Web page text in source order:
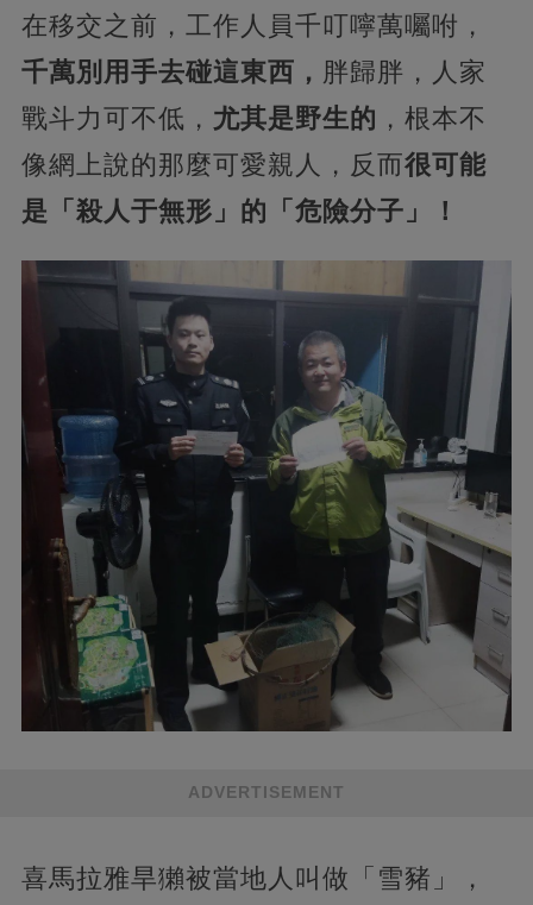
在移交之前，工作人員千叮嚀萬囑咐，
千萬別用手去碰這東西， 胖歸胖，人家
戰斗力可不低， 尤其是野生的 ，根本不
像網上說的那麼可愛親人，反而很可能
是「殺人于無形」的「危險分子」！
ADVERTISEMENT
喜馬拉雅旱獺被當地人叫做「雪豬」，